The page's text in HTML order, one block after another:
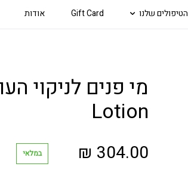
הטיפולים שלנו Gift Card אודות
Lotion
304.00
₪ במלאי